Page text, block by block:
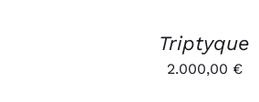
Triptyque
2.000,00 €